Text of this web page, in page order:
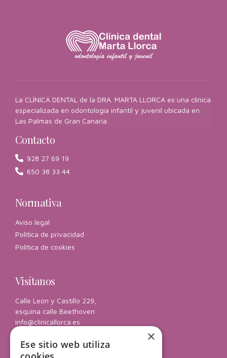
La CLÍNICA DENTAL de la DRA. MARTA LLORCA es una clínica
especializada en odontología infantil y juvenil ubicada en
Las Palmas de Gran Canaria
Contacto
928 27 69 19
650 38 33 44
Normativa
Aviso legal
Política de privacidad
Política de cookies
Visítanos
Calle León y Castillo 229,
esquina calle Beethoven
info@clinicallorca.es
Horario
×
Ese sitio web utiliza